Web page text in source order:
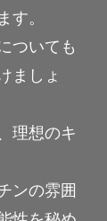
す。
ついても
ましょ
理想のキ
ンの雰囲